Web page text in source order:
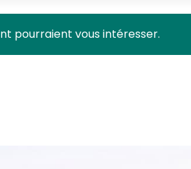
pourraient vous intéresser.